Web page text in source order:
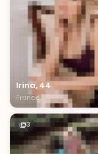
Irina, 44
France
3